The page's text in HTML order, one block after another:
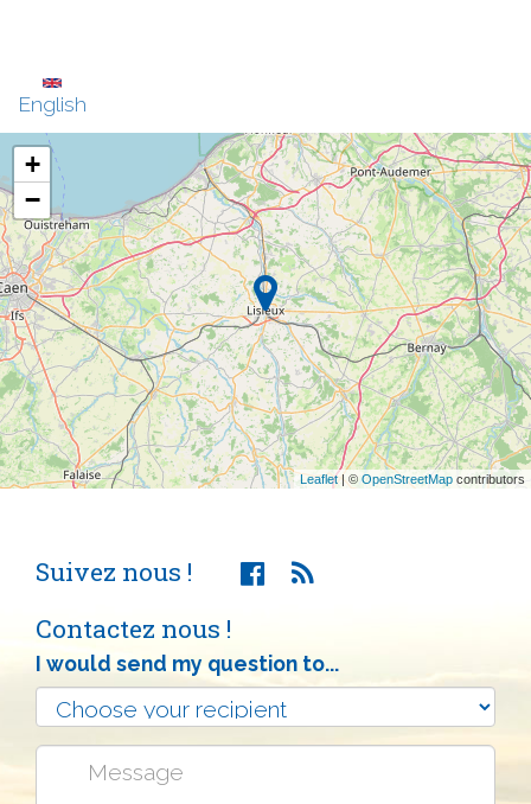
English
+
−
Leaflet| © OpenStreetMap contributors
Suivez nous !
Contactez nous !
I would send my question to...